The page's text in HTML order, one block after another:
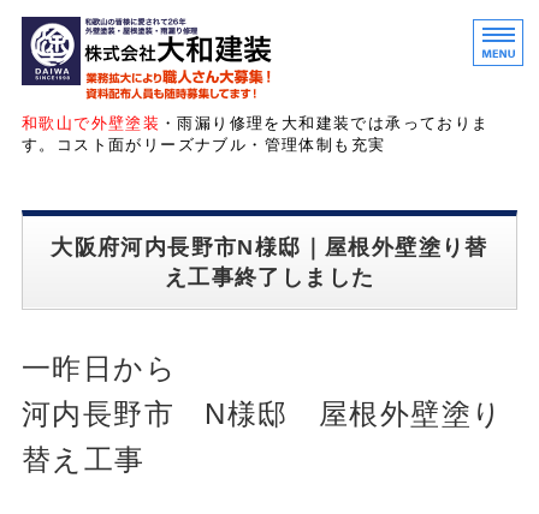
和歌山・大阪の外壁塗装
和歌山で外壁塗装 ・雨漏り修理を大和建装では承っておりま
す。コスト面がリーズナブル・管理体制も充実
サービス紹介
大阪府河内長野市N様邸｜屋根外壁塗り替
え工事終了しました
一昨日から
河内長野市 N様邸 屋根外壁塗り
替え工事